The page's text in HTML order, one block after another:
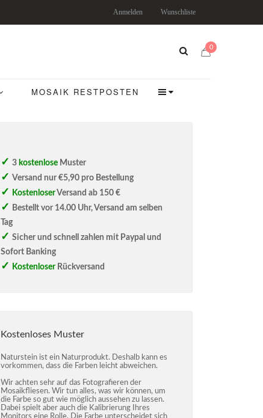
Anmelden Wunschliste
0
MOSAIK RESTPOSTEN
3 kostenlose Muster
Versand nur €5,90 pro Bestellung
KostenloserVersand ab 150 €
Bestellt vor 14.00 Uhr, Versand am selben
Tag
Sicher und schnell zahlen mit Paypal und
Sofort Banking
KostenloserRückversand
Kostenloses Muster
Naturstein ist ein Naturprodukt. Deshalb kann es
vorkommen, dass die Farben leicht abweichen.
Wir achten sehr auf das Fotografieren der
Mosaikfliesen. Wir tun alles, was wir können, um
die Farbe so gut wie möglich aussehen zu lassen.
Dabei spielt aber auch die Kalibrierung Ihres